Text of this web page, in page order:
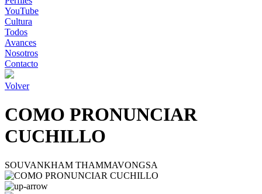
YouTube
Cultura
Todos
Avances
Nosotros
Contacto
Volver
COMO PRONUNCIAR
CUCHILLO
SOUVANKHAM THAMMAVONGSA